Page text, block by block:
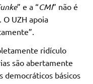
” e a “CMI” não é
O UZH apoia
ridículo
são abertamente
democráticos básicos